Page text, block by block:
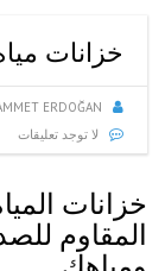
خزانات
ERDOĞAN
لا توجد تعليقات
خزانات
المقاوم